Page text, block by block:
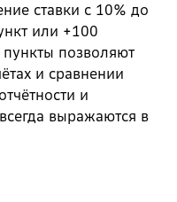
ставки с 10% до
или +100
позволяют
и сравнении
и
выражаются в